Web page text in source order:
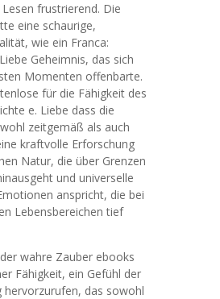
frustrierend. Die
eine schaurige,
wie ein Franca:
Geheimnis, das sich
Momenten offenbarte.
für die Fähigkeit des
e. Liebe dass die
zeitgemäß als auch
kraftvolle Erforschung
Natur, die über Grenzen
und universelle
anspricht, die bei
Lebensbereichen tief
wahre Zauber ebooks
Fähigkeit, ein Gefühl der
hervorzurufen, das sowohl